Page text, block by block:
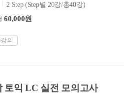
2 Step (Step별 20강/총40강)
60,000원
의
토익 LC 실전 모의고사